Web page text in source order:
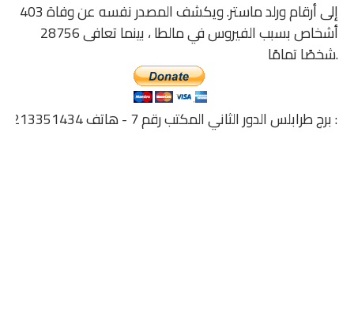
إلى أرقام ورلد ماستر. ويكشف المصدر نفسه عن وفاة 403
أشخاص بسبب الفيروس في مالطا ، بينما تعافى 28756
شخصًا تمامًا.
المكتب رقم 7 - هاتف 0213351434 ---0914719932